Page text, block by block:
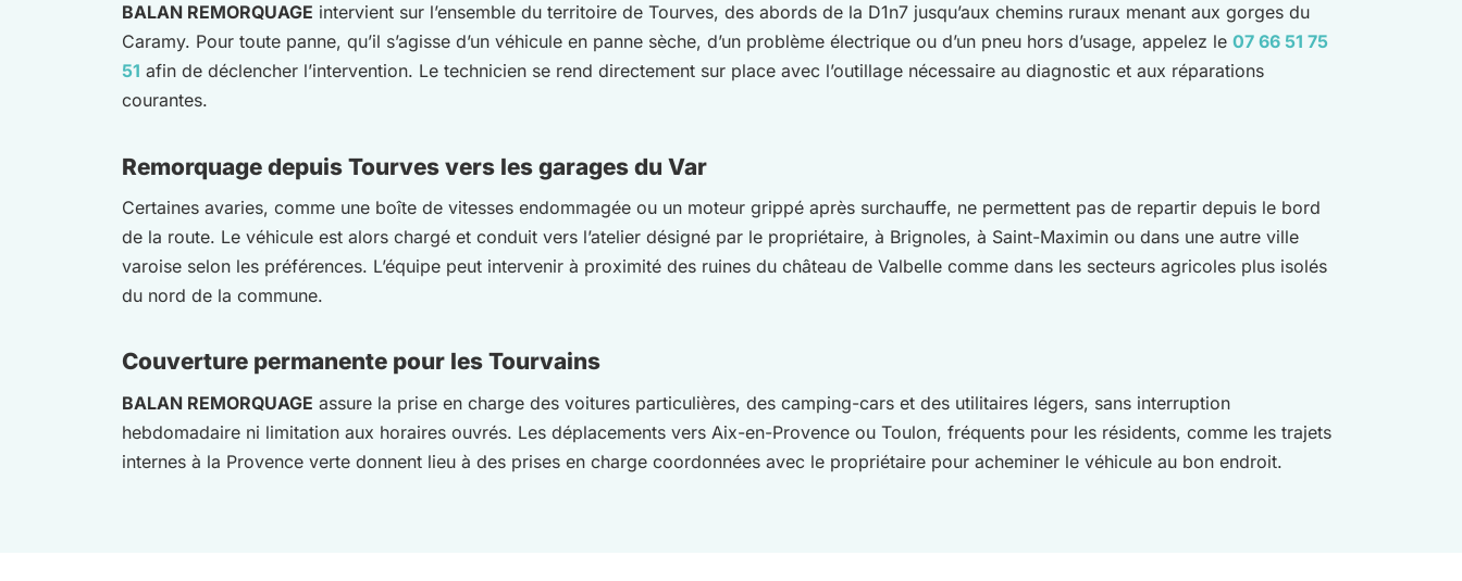
BALAN REMORQUAGE intervient sur l’ensemble du territoire de Tourves, des abords de la D1n7 jusqu’aux chemins ruraux menant aux gorges du
Caramy. Pour toute panne, qu’il s’agisse d’un véhicule en panne sèche, d’un problème électrique ou d’un pneu hors d’usage, appelez le 07 66 51 75
51 afin de déclencher l’intervention. Le technicien se rend directement sur place avec l’outillage nécessaire au diagnostic et aux réparations
courantes.
Remorquage depuis Tourves vers les garages du Var
Certaines avaries, comme une boîte de vitesses endommagée ou un moteur grippé après surchauffe, ne permettent pas de repartir depuis le bord
de la route. Le véhicule est alors chargé et conduit vers l’atelier désigné par le propriétaire, à Brignoles, à Saint-Maximin ou dans une autre ville
varoise selon les préférences. L’équipe peut intervenir à proximité des ruines du château de Valbelle comme dans les secteurs agricoles plus isolés
du nord de la commune.
Couverture permanente pour les Tourvains
BALAN REMORQUAGE assure la prise en charge des voitures particulières, des camping-cars et des utilitaires légers, sans interruption
hebdomadaire ni limitation aux horaires ouvrés. Les déplacements vers Aix-en-Provence ou Toulon, fréquents pour les résidents, comme les trajets
internes à la Provence verte donnent lieu à des prises en charge coordonnées avec le propriétaire pour acheminer le véhicule au bon endroit.